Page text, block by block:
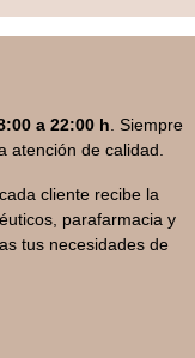
a 22:00 h . Siempre
atención de calidad.
cliente recibe la
parafarmacia y
tus necesidades de